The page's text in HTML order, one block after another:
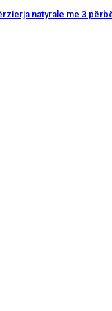
natyrale me 3